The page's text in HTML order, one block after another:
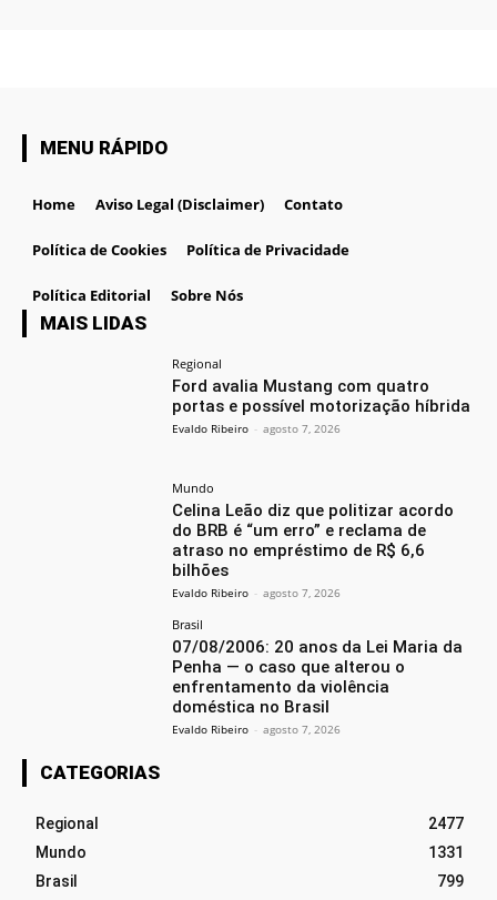
MENU RÁPIDO
Home Aviso Legal (Disclaimer) Contato
Política de Cookies Política de Privacidade
Política Editorial Sobre Nós
MAIS LIDAS
Regional
Ford avalia Mustang com quatro
portas e possível motorização híbrida
Evaldo Ribeiro - agosto 7, 2026
Mundo
Celina Leão diz que politizar acordo
do BRB é “um erro” e reclama de
atraso no empréstimo de R$ 6,6
bilhões
Evaldo Ribeiro - agosto 7, 2026
Brasil
07/08/2006: 20 anos da Lei Maria da
Penha — o caso que alterou o
enfrentamento da violência
doméstica no Brasil
Evaldo Ribeiro - agosto 7, 2026
CATEGORIAS
Regional
2477
Mundo
1331
Brasil
799